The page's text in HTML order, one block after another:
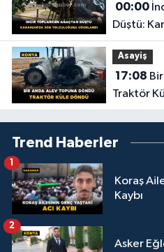
00:00İncir Toplarken Ağaçtan
Düştü:
Uğurlandı
Asayiş
17:08
Traktör
Trend Haberler
Koraş
Kaybı
1
Asker
2